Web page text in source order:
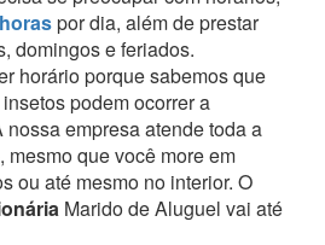
por dia, além de prestar
domingos e feriados.
horário porque sabemos que
podem ocorrer a
nossa empresa atende toda a
que você more em
ou até mesmo no interior. O
Marido de Aluguel vai até